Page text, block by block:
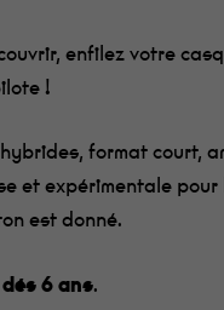
enfilez votre
!
format court,
et expérimentale pour
est donné.
dés 6 ans.